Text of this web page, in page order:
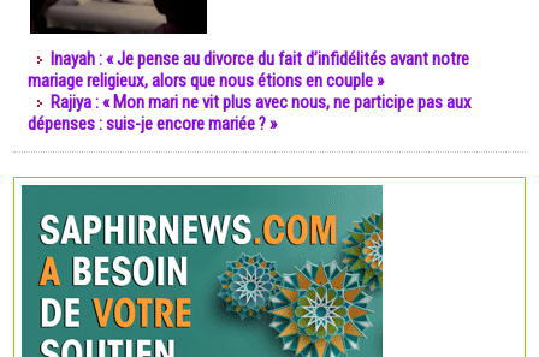
Inayah : « Je pense au divorce du fait d’infidélités avant notre
mariage religieux, alors que nous étions en couple »
Rajiya : « Mon mari ne vit plus avec nous, ne participe pas aux
dépenses : suis-je encore mariée ? »